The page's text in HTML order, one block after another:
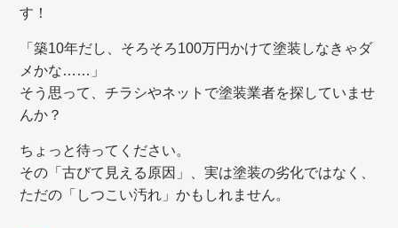
す！
「築10年だし、そろそろ100万円かけて塗装しなきゃダ
メかな……」
そう思って、チラシやネットで塗装業者を探していませ
んか？
ちょっと待ってください。
その「古びて見える原因」、実は塗装の劣化ではなく、
ただの「しつこい汚れ」かもしれません。